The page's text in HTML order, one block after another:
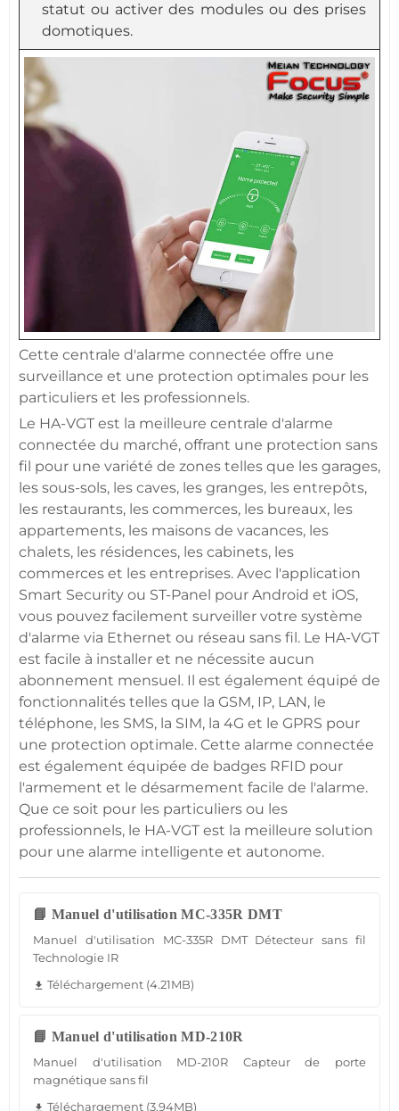
statut ou activer des modules ou des prises
domotiques.
Cette centrale d'alarme connectée offre une
surveillance et une protection optimales pour les
particuliers et les professionnels.
Le HA-VGT est la meilleure centrale d'alarme
connectée du marché, offrant une protection sans
fil pour une variété de zones telles que les garages,
les sous-sols, les caves, les granges, les entrepôts,
les restaurants, les commerces, les bureaux, les
appartements, les maisons de vacances, les
chalets, les résidences, les cabinets, les
commerces et les entreprises. Avec l'application
Smart Security ou ST-Panel pour Android et iOS,
vous pouvez facilement surveiller votre système
d'alarme via Ethernet ou réseau sans fil. Le HA-VGT
est facile à installer et ne nécessite aucun
abonnement mensuel. Il est également équipé de
fonctionnalités telles que la GSM, IP, LAN, le
téléphone, les SMS, la SIM, la 4G et le GPRS pour
une protection optimale. Cette alarme connectée
est également équipée de badges RFID pour
l'armement et le désarmement facile de l'alarme.
Que ce soit pour les particuliers ou les
professionnels, le HA-VGT est la meilleure solution
pour une alarme intelligente et autonome.
📘 Manuel d'utilisation MC-335R DMT
Manuel d'utilisation MC-335R DMT Détecteur sans fil
Technologie IR
file_download Téléchargement (4.21MB)
📘 Manuel d'utilisation MD-210R
Manuel d'utilisation MD-210R Capteur de porte
magnétique sans fil
file_download Téléchargement (3.94MB)